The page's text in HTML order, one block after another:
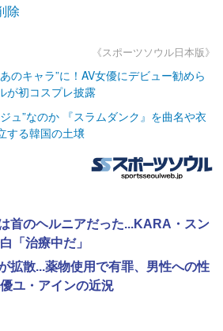
除
《スポーツソウル日本版》
のキャラ”に！AV女優にデビュー勧めら
が初コスプレ披露
ュ”なのか 『スラムダンク』を曲名や衣
する韓国の土壌
首のヘルニアだった...KARA・スン
「治療中だ」
拡散...薬物使用で有罪、男性への性
ユ・アインの近況